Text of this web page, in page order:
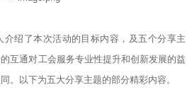
绍了本次活动的目标内容，及五个分享主
互通对工会服务专业性提升和创新发展的益
。以下为五大分享主题的部分精彩内容。